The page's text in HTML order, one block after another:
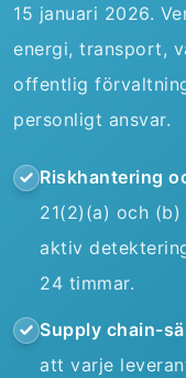
15 januari 2026.
energi, transport,
offentlig
personligt ansvar.
Riskhantering
21(2)(a) och
aktiv
24 timmar.
Supply chain-
att varje